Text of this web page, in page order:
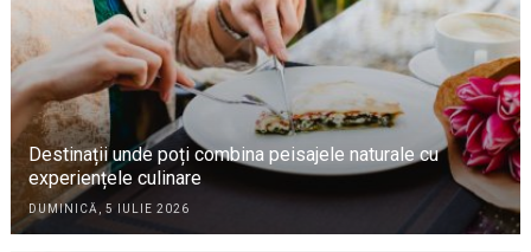
Destinații unde poți combina peisajele naturale cu
experiențele culinare
DUMINICĂ, 5 IULIE 2026